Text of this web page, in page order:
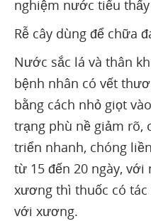
nghiệm nước tiểu
Rễ cây dùng để chữa
Nước sắc lá và thân
bệnh nhân có vết
bằng cách nhỏ giọt
trạng phù nề giảm rõ,
triển nhanh, chóng
từ 15 đến 20 ngày,
xương thì thuốc có tác
với xương.